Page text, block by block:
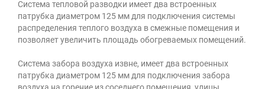
Система тепловой разводки имеет два встроенных
патрубка диаметром 125 мм для подключения системы
распределения теплого воздуха в смежные помещения и
позволяет увеличить площадь обогреваемых помещений.
Система забора воздуха извне, имеет два встроенных
патрубка диаметром 125 мм для подключения забора